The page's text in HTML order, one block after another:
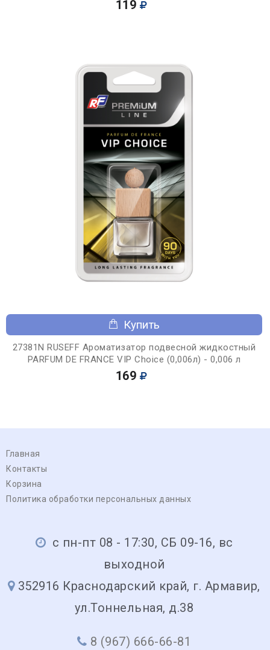
119
Купить
27381N RUSEFF Ароматизатор подвесной жидкостный
PARFUM DE FRANCE VIP Choice (0,006л) - 0,006 л
169
Главная
Контакты
Корзина
Политика обработки персональных данных
с пн-пт 08 - 17:30, СБ 09-16, вс
выходной
352916 Краснодарский край, г. Армавир,
ул.Тоннельная, д.38
8 (967) 666-66-81